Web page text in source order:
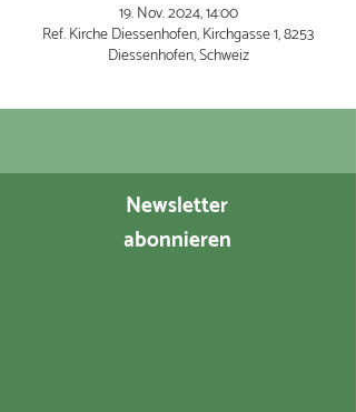
19. Nov. 2024, 14:00
Ref. Kirche Diessenhofen, Kirchgasse 1, 8253
Diessenhofen, Schweiz
Newsletter
abonnieren